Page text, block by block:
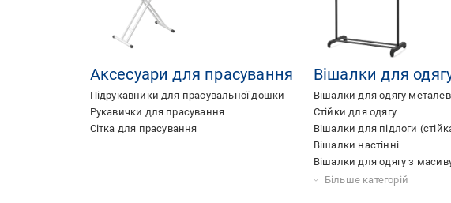
Аксесуари для прасування
Підрукавники для прасувальної дошки
Рукавички для прасування
Сітка для прасування
Вішалки для
Вішалки для одягу
Стійки для одягу
Вішалки для підлоги
Вішалки настінні
Вішалки для одягу з
Вішалки для коридора
Вішалки для ванної
Вішалки для одягу з
Вішалки для одягу дерев'яні
Вішалки для одягу
Вішалки для одягу подвійні
Вішалки для одягу на
Вішалки для одягу білі
Вішалки для рушників
Вішалки для одягу стоячі
Вішалки для спальні
Вішалки для плечиків
Вішалки для гардероба
Вішалки пристінні
Вішалки для одягу з
Вішалки для одягу чорні
Більше категорій